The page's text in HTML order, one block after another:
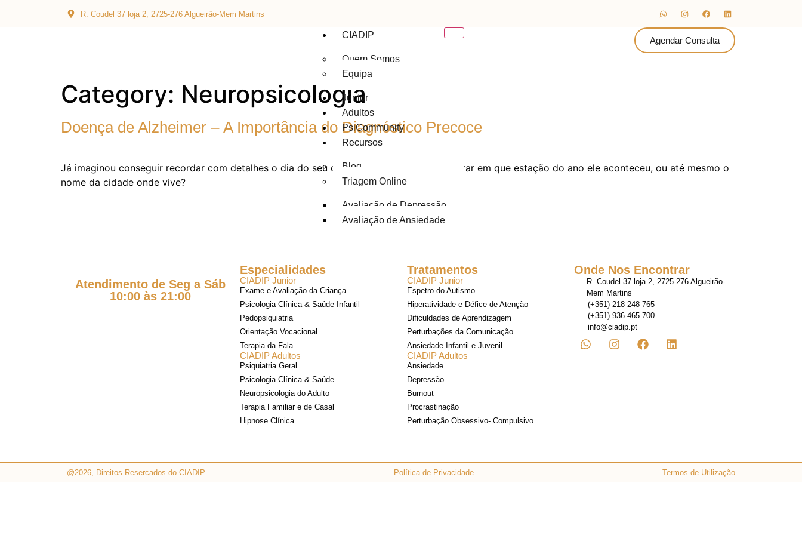
R. Coudel 37 loja 2, 2725-276 Algueirão-Mem Martins
CIADIP
Quem Somos
Equipa
Júnior
Adultos
PsiCommunity
Recursos
Blog
Triagem Online
Avaliação de Depressão
Avaliação de Ansiedade
Agendar Consulta
Category: Neuropsicologia
Doença de Alzheimer – A Importância do Diagnóstico Precoce
Já imaginou conseguir recordar com detalhes o dia do seu casamento, mas não se lembrar em que estação do ano ele aconteceu, ou até mesmo o
nome da cidade onde vive?
Atendimento de Seg a Sáb
10:00 às 21:00
Especialidades
CIADIP Junior
Exame e Avaliação da Criança
Psicologia Clínica & Saúde Infantil
Pedopsiquiatria
Orientação Vocacional
Terapia da Fala
CIADIP Adultos
Psiquiatria Geral
Psicologia Clínica & Saúde
Neuropsicologia do Adulto
Terapia Familiar e de Casal
Hipnose Clínica
Tratamentos
CIADIP Junior
Espetro do Autismo
Hiperatividade e Défice de Atenção
Dificuldades de Aprendizagem
Perturbações da Comunicação
Ansiedade Infantil e Juvenil
CIADIP Adultos
Ansiedade
Depressão
Burnout
Procrastinação
Perturbação Obsessivo- Compulsivo
Onde Nos Encontrar
R. Coudel 37 loja 2, 2725-276 Algueirão-
Mem Martins
(+351) 218 248 765
(+351) 936 465 700
info@ciadip.pt
@2026, Direitos Resercados do CIADIP Política de Privacidade Termos de Utilização